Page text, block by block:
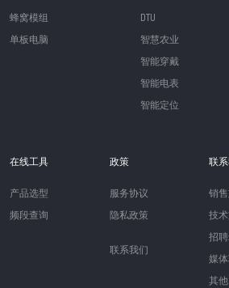
蜂窝模组
单板电脑
DTU
智慧农业
智能穿戴
智能电表
智能定位
在线工具
产品选型
频段查询
政策
服务协议
隐私政策
联系我们
联
销
技
招
媒
其